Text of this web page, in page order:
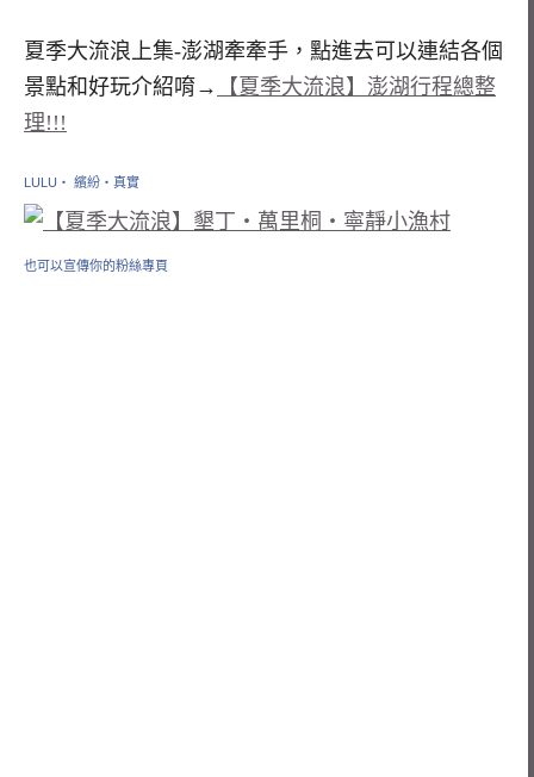
夏季大流浪上集-澎湖牽牽手，點進去可以連結各個
景點和好玩介紹唷→
【夏季大流浪】澎湖行程總整
理!!!
LULU‧ 繽紛‧真實
也可以宣傳你的粉絲專頁